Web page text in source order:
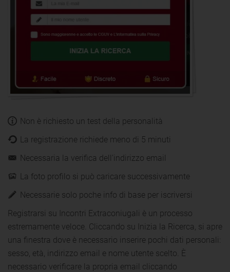
Non è richiesto un test della personalità
La registrazione richiede meno di 5 minuti
Necessaria la verifica dell'indirizzo email
La foto profilo si può caricare successivamente
Necessarie solo poche info di base per iscriversi
Registrarsi su Incontri Extraconiugali è un processo
estremamente veloce. Cliccando su Inizia la Ricerca, si apre
una finestra dove è necessario inserire pochi dati personali:
sesso, età, indirizzo email e nome utente scelto. È
necessario verificare la propria email cliccando